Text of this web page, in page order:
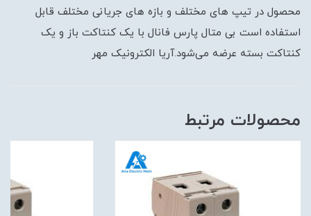
محصول در تیپ های مختلف و بازه های جریانی مختلف قابل
استفاده است بی متال پارس فانال با یک کنتاکت باز و یک
کنتاکت بسته عرضه می‌شود.آریا الکترونیک مهر
محصولات مرتبط